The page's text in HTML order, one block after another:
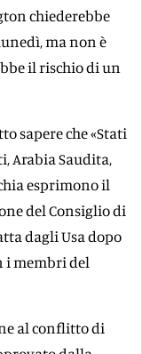
chiederebbe
ma non è
il rischio di un
sapere che «Stati
Arabia Saudita,
esprimono il
del Consiglio di
dagli Usa dopo
i membri del
al conflitto di